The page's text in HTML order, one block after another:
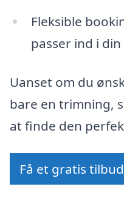
Fleksible
passer ind i
Uanset om du
bare en trimning,
at finde den
Få et gratis